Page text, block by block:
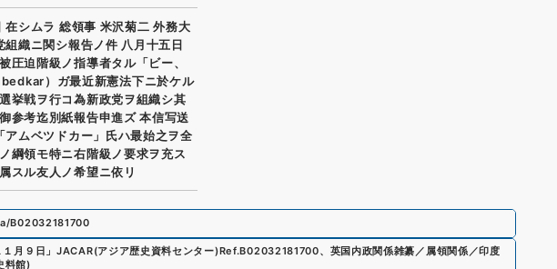
シムラ 総領事 米沢菊二 外務大
織ニ関シ報告ノ件 八月十五日
圧迫階級ノ指導者タル「ビー、
）ガ最近新憲法下ニ於ケル
挙戦ヲ行コ為新政党ヲ組織シ其
参考迄別紙報告申進ズ 本信写送
ムベツドカー」氏ハ最始之ヲ全
綱領モ特ニ右階級ノ要求ヲ充ス
スル友人ノ希望ニ依リ
B02032181700
月９日 」 JACAR(アジア歴史資料センター)Ref.B02032181700、 英国内政関係雑纂／属領関係／印度
料館)